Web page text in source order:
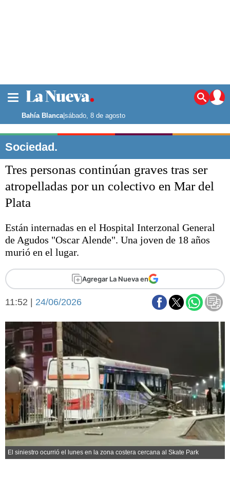
Noticias
La ciudad
Punta Alta
El mundo
Seguridad
Liga del Sur
Básquetbol
Aplausos
Cines
Economía y campo
Economía y finanzas
Con el campo
Espacio empresas
Sociedad y tiempo
libre
Tecnología
Turismo
Salud
Es viral
El tiempo
Fúnebres
Clasificados
Bahía Blanca|sábado, 8 de agosto
Sociedad.
Tres personas continúan graves tras ser
atropelladas por un colectivo en Mar del
Plata
Están internadas en el Hospital Interzonal General
de Agudos "Oscar Alende". Una joven de 18 años
murió en el lugar.
Agregar La Nueva en
11:52 | 24/06/2026
El siniestro ocurrió el lunes en la zona costera cercana al Skate Park